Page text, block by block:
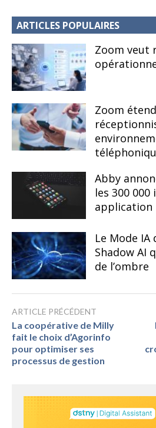
ARTICLES POPULAIRES
Zoom veut
Zoom
Abby
les 300
application
Le Mode IA
Shadow AI
de l’ombre
ARTICLE PRÉCÉDENT
La coopérative de Milly
fait le choix d’Agorinfo
pour optimiser ses
processus de gestion